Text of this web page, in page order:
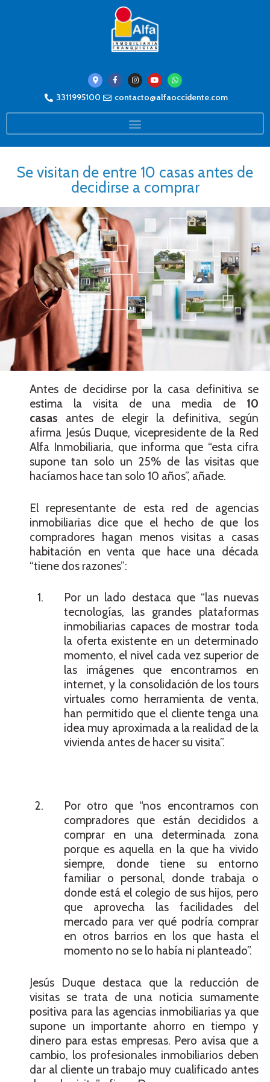
3311995100 contacto@alfaoccidente.com
Se visitan de entre 10 casas antes de
decidirse a comprar
Antes de decidirse por la casa definitiva se
estima la visita de una media de 10
casas antes de elegir la definitiva, según
afirma Jesús Duque, vicepresidente de la Red
Alfa Inmobiliaria, que informa que “esta cifra
supone tan solo un 25% de las visitas que
hacíamos hace tan solo 10 años”, añade.
El representante de esta red de agencias
inmobiliarias dice que el hecho de que los
compradores hagan menos visitas a casas
habitación en venta que hace una década
“tiene dos razones”:
Por un lado destaca que “las nuevas
tecnologías, las grandes plataformas
inmobiliarias capaces de mostrar toda
la oferta existente en un determinado
momento, el nivel cada vez superior de
las imágenes que encontramos en
internet, y la consolidación de los tours
virtuales como herramienta de venta,
han permitido que el cliente tenga una
idea muy aproximada a la realidad de la
vivienda antes de hacer su visita”.
Por otro que “nos encontramos con
compradores que están decididos a
comprar en una determinada zona
porque es aquella en la que ha vivido
siempre, donde tiene su entorno
familiar o personal, donde trabaja o
donde está el colegio de sus hijos, pero
que aprovecha las facilidades del
mercado para ver qué podría comprar
en otros barrios en los que hasta el
momento no se lo había ni planteado”.
Jesús Duque destaca que la reducción de
visitas se trata de una noticia sumamente
positiva para las agencias inmobiliarias ya que
supone un importante ahorro en tiempo y
dinero para estas empresas. Pero avisa que a
cambio, los profesionales inmobiliarios deben
dar al cliente un trabajo muy cualificado antes